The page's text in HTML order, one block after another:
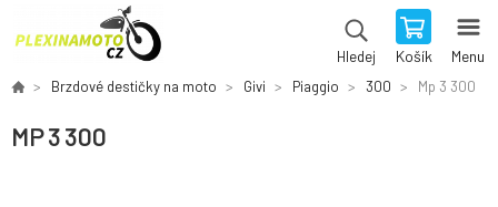
Hledej Košík Menu
Brzdové destičky na moto Givi Piaggio 300 Mp 3 300
MP 3 300